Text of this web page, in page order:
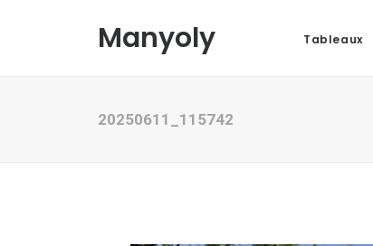
Manyoly Tableaux
20250611_115742